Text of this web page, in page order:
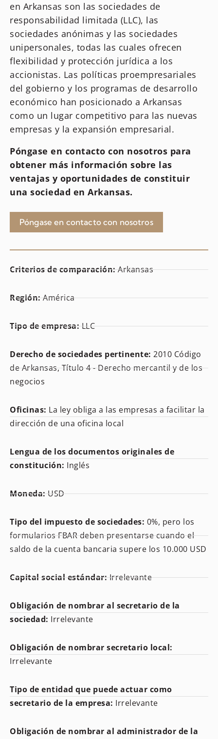
en Arkansas son las sociedades de
responsabilidad limitada (LLC), las
sociedades anónimas y las sociedades
unipersonales, todas las cuales ofrecen
flexibilidad y protección jurídica a los
accionistas. Las políticas proempresariales
del gobierno y los programas de desarrollo
económico han posicionado a Arkansas
como un lugar competitivo para las nuevas
empresas y la expansión empresarial.
Póngase en contacto con nosotros para
obtener más información sobre las
ventajas y oportunidades de constituir
una sociedad en Arkansas.
Póngase en contacto con nosotros
Criterios de comparación:Arkansas
Región:América
Tipo de empresa:LLC
Derecho de sociedades pertinente: 2010 Código
de Arkansas, Título 4 - Derecho mercantil y de los
negocios
Oficinas: La ley obliga a las empresas a facilitar la
dirección de una oficina local
Lengua de los documentos originales de
constitución: Inglés
Moneda:USD
Tipo del impuesto de sociedades: 0%, pero los
formularios FBAR deben presentarse cuando el
saldo de la cuenta bancaria supere los 10.000 USD
Capital social estándar:Irrelevante
Obligación de nombrar al secretario de la
sociedad: Irrelevante
Obligación de nombrar secretario local:
Irrelevante
Tipo de entidad que puede actuar como
secretario de la empresa: Irrelevante
Obligación de nombrar al administrador de la